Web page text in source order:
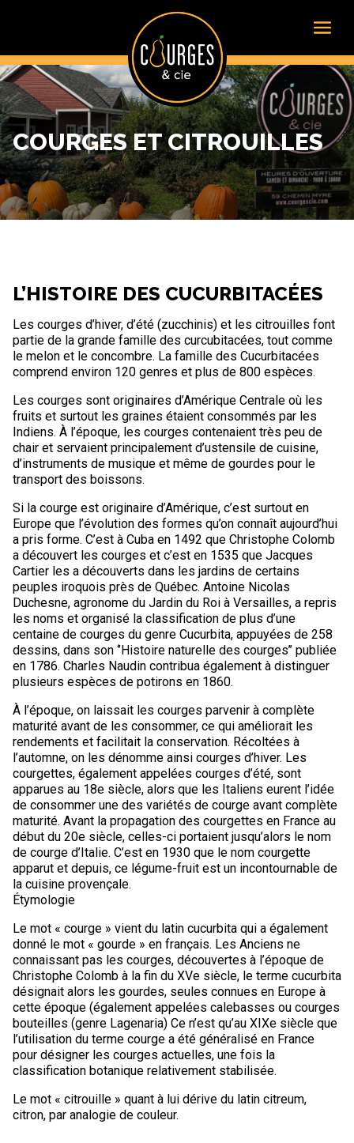
COURGES ET CITROUILLES
L’HISTOIRE DES CUCURBITACÉES
Les courges d’hiver, d’été (zucchinis) et les citrouilles font
partie de la grande famille des curcubitacées, tout comme
le melon et le concombre. La famille des Cucurbitacées
comprend environ 120 genres et plus de 800 espèces.
Les courges sont originaires d’Amérique Centrale où les
fruits et surtout les graines étaient consommés par les
Indiens. À l’époque, les courges contenaient très peu de
chair et servaient principalement d’ustensile de cuisine,
d’instruments de musique et même de gourdes pour le
transport des boissons.
Si la courge est originaire d’Amérique, c’est surtout en
Europe que l’évolution des formes qu’on connaît aujourd’hui
a pris forme. C’est à Cuba en 1492 que Christophe Colomb
a découvert les courges et c’est en 1535 que Jacques
Cartier les a découverts dans les jardins de certains
peuples iroquois près de Québec. Antoine Nicolas
Duchesne, agronome du Jardin du Roi à Versailles, a repris
les noms et organisé la classification de plus d’une
centaine de courges du genre Cucurbita, appuyées de 258
dessins, dans son ‘’Histoire naturelle des courges’’ publiée
en 1786. Charles Naudin contribua également à distinguer
plusieurs espèces de potirons en 1860.
À l’époque, on laissait les courges parvenir à complète
maturité avant de les consommer, ce qui améliorait les
rendements et facilitait la conservation. Récoltées à
l’automne, on les dénomme ainsi courges d’hiver. Les
courgettes, également appelées courges d’été, sont
apparues au 18e siècle, alors que les Italiens eurent l’idée
de consommer une des variétés de courge avant complète
maturité. Avant la propagation des courgettes en France au
début du 20e siècle, celles-ci portaient jusqu’alors le nom
de courge d’Italie. C’est en 1930 que le nom courgette
apparut et depuis, ce légume-fruit est un incontournable de
la cuisine provençale.
Étymologie
Le mot « courge » vient du latin cucurbita qui a également
donné le mot « gourde » en français. Les Anciens ne
connaissant pas les courges, découvertes à l’époque de
Christophe Colomb à la fin du XVe siècle, le terme cucurbita
désignait alors les gourdes, seules connues en Europe à
cette époque (également appelées calebasses ou courges
bouteilles (genre Lagenaria) Ce n’est qu’au XIXe siècle que
l’utilisation du terme courge a été généralisé en France
pour désigner les courges actuelles, une fois la
classification botanique relativement stabilisée.
Le mot « citrouille » quant à lui dérive du latin citreum,
citron, par analogie de couleur.